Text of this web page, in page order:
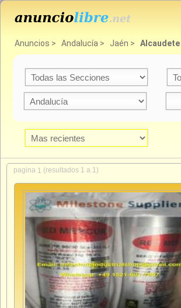
Anuncios > Andalucía > Jaén > Alcaudete
pagina 1 (resultados 1 a 1)